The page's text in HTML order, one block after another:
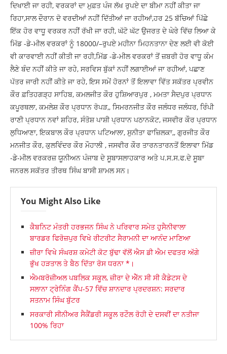
ਦਿਖਾਈ ਜਾ ਰਹੀ, ਵਰਕਰਾਂ ਦਾ ਮੁਫ਼ਤ ਪੰਜ ਲੱਖ ਰੁਪਏ ਦਾ ਬੀਮਾ ਨਹੀਂ ਕੀਤਾ ਜਾ
ਰਿਹਾ,ਸਾਲ ਦੌਰਾਨ ਦੋ ਵਰਦੀਆਂ ਨਹੀਂ ਦਿੱਤੀਆਂ ਜਾ ਰਹੀਆਂ,ਹਰ 25 ਬੱਚਿਆਂ ਪਿੱਛੇ
ਇੱਕ ਹੋਰ ਵਾਧੂ ਵਰਕਰ ਨਹੀਂ ਰੱਖੀ ਜਾ ਰਹੀ, ਘੱਟੋ ਘੱਟ ਉਜਰਤ ਦੇ ਘੇਰੇ ਵਿੱਚ ਲਿਆ ਕੇ
ਮਿੱਡ -ਡੇ-ਮੀਲ ਵਰਕਰਾਂ ਨੂੰ 18000/–ਰੁਪਏ ਮਹੀਨਾ ਮਿਹਨਤਾਨਾ ਦੇਣ ਲਈ ਵੀ ਕੋਈ
ਵੀ ਕਾਰਵਾਈ ਨਹੀਂ ਕੀਤੀ ਜਾ ਰਹੀ,ਮਿੱਡ -ਡੇ-ਮੀਲ ਵਰਕਰਾਂ ਤੋਂ ਜ਼ਬਰੀ ਹੋਰ ਵਾਧੂ ਕੰਮ
ਲੈਣੇ ਬੰਦ ਨਹੀਂ ਕੀਤੇ ਜਾ ਰਹੇ, ਸਰਵਿਸ ਬੁੱਕਾਂ ਨਹੀਂ ਲਗਾਈਆਂ ਜਾ ਰਹੀਆਂ, ਪਛਾਣ
ਪੱਤਰ ਜਾਰੀ ਨਹੀਂ ਕੀਤੇ ਜਾ ਰਹੇ, ਇਸ ਸਮੇਂ ਹੋਰਨਾਂ ਤੋਂ ਇਲਾਵਾ ਵਿੱਤ ਸਕੱਤਰ ਪ੍ਰਵੀਨ
ਕੌਰ ਫ਼ਤਿਹਗੜ੍ਹ ਸਾਹਿਬ, ਕਮਲਜੀਤ ਕੌਰ ਹੁਸ਼ਿਆਰਪੁਰ , ਮਮਤਾ ਸੈਦਪੁਰ ਪ੍ਰਧਾਨ
ਕਪੂਰਥਲਾ, ਕਮਲੇਸ਼ ਕੌਰ ਪ੍ਰਧਾਨ ਰੋਪੜ,, ਸਿਮਰਨਜੀਤ ਕੌਰ ਜਲੰਧਰ ਜਲੰਧਰ, ਰਿੰਪੀ
ਰਾਣੀ ਪ੍ਰਧਾਨ ਨਵਾਂ ਸ਼ਹਿਰ, ਸੰਤੋਸ਼ ਪਾਸ਼ੀ ਪ੍ਰਧਾਨ ਪਠਾਨਕੋਟ, ਜਸਵੀਰ ਕੌਰ ਪ੍ਰਧਾਨ
ਲੁਧਿਆਣਾ, ਇਕਬਾਲ ਕੌਰ ਪ੍ਰਧਾਨ ਪਟਿਆਲਾ, ਸੁਨੀਤਾ ਫਾਜ਼ਿਲਕਾ,, ਗੁਰਜੀਤ ਕੌਰ
ਮਨਜੀਤ ਕੌਰ, ਕੁਲਵਿੰਦਰ ਕੌਰ ਮੌਹਾਲੀ , ਜਸਵੀਰ ਕੌਰ ਤਾਰਨਤਾਰਨਤੋਂ ਇਲਾਵਾ ਮਿੱਡ
-ਡੇ-ਮੀਲ ਵਰਕਰਜ਼ ਯੂਨੀਅਨ ਪੰਜਾਬ ਦੇ ਸੂਬਾਸਲਾਹਕਾਰ ਅਤੇ ਪ.ਸ.ਸ.ਫ.ਦੇ ਸੂਬਾ
ਜਨਰਲ ਸਕੱਤਰ ਤੀਰਥ ਸਿੰਘ ਬਾਸੀ ਸ਼ਾਮਲ ਸਨ।
You Might Also Like
ਕੈਬਨਿਟ ਮੰਤਰੀ ਹਰਭਜਨ ਸਿੰਘ ਨੇ ਪਰਿਵਾਰ ਸਮੇਤ ਹੁਸੈਨੀਵਾਲਾ
ਬਾਰਡਰ ਫਿਰੋਜ਼ਪੁਰ ਵਿਖੇ ਰੀਟਰੀਟ ਸੈਰਾਮਨੀ ਦਾ ਆਨੰਦ ਮਾਣਿਆ
ਜ਼ੀਰਾ ਵਿਖੇ ਸੰਘਰਸ਼ ਕਮੇਟੀ ਕੋਟ ਬੁੱਢਾ ਵੱਲੋਂ ਐਸ ਡੀ ਐਮ ਦਫਤਰ ਅੱਗੇ
ਭੁੱਖ ਹੜਤਾਲ ਤੇ ਬੈਠ ਦਿੱਤਾ ਰੋਸ ਧਰਨਾ *।
ਐਮਬਰੋਜ਼ੀਅਲ ਪਬਲਿਕ ਸਕੂਲ, ਜ਼ੀਰਾ ਦੇ ਐੱਨ ਸੀ ਸੀ ਕੈਡੇਟਸ ਦੇ
ਸਲਾਨਾ ਟ੍ਰੇਨਿੰਗ ਕੈਂਪ-57 ਵਿੱਚ ਸ਼ਾਨਦਾਰ ਪ੍ਰਦਰਸ਼ਨ: ਸਰਦਾਰ
ਸਤਨਾਮ ਸਿੰਘ ਬੁੱਟਰ
ਸਰਕਾਰੀ ਸੀਨੀਅਰ ਸੈਕੈਂਡਰੀ ਸਕੂਲ ਰਟੌਲ ਰੋਹੀ ਦੇ ਦਸਵੀਂ ਦਾ ਨਤੀਜਾ
100% ਰਿਹਾ